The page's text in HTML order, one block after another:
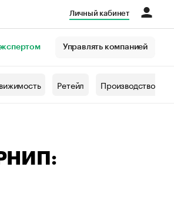
Личный кабинет
Управлять компанией
Ретейл Производство